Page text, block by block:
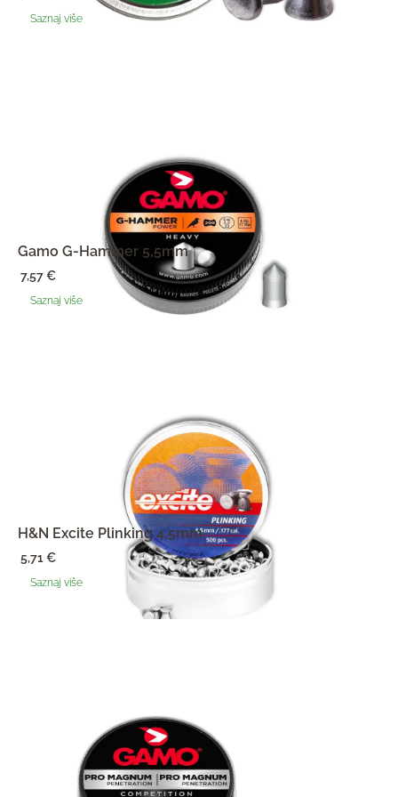
korisnika)
Saznaj više
Gamo G-Hammer 5,5mm
7,57€
Saznaj više
H&N Excite Plinking 4,5mm
5,71€
Saznaj više